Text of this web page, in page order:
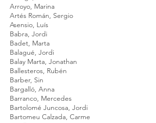
Arroyo, Marina
Artés Román, Sergio
Asensio, Luís
Babra, Jordi
Badet, Marta
Balagué, Jordi
Balay Marta, Jonathan
Ballesteros, Rubén
Barber, Sin
Bargalló, Anna
Barranco, Mercedes
Bartolomé Juncosa, Jordi
Bartomeu Calzada, Carme